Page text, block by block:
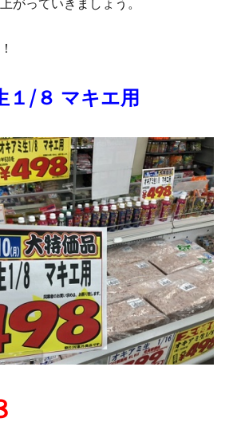
がっていきましょう。
１/８ マキエ用